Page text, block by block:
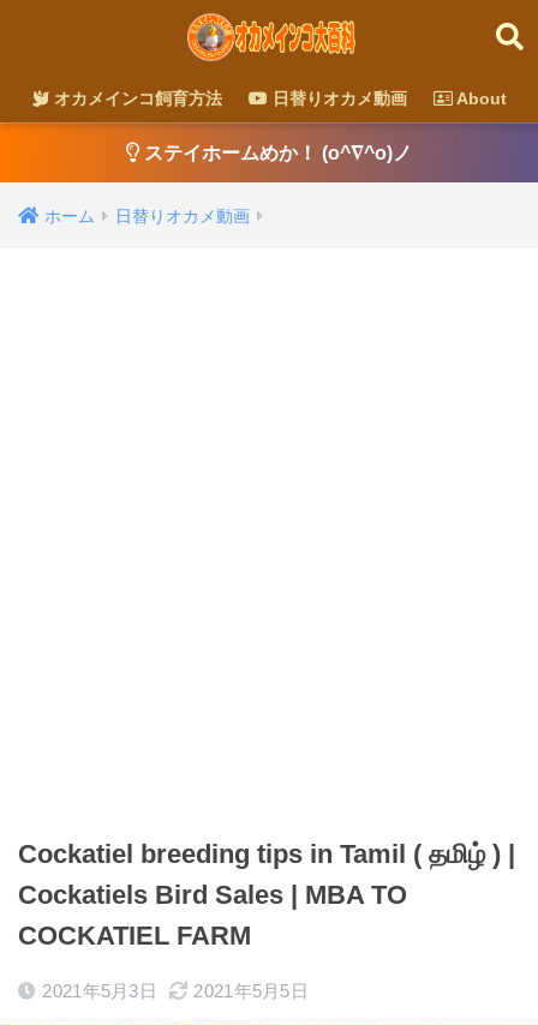
オカメインコ飼育方法 日替りオカメ動画 About
ステイホームめか！ (o^∇^o)ノ
ホーム 日替りオカメ動画
Cockatiel breeding tips in Tamil ( தமிழ் ) |
Cockatiels Bird Sales | MBA TO
COCKATIEL FARM
2021年5月3日 2021年5月5日